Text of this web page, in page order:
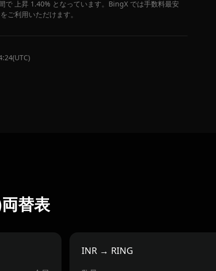
で 上昇 1.40% となっています。BingX では手数料最安
ご利用いただけます。
替表
INR → RING